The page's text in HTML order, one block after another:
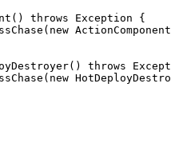
throws Exception {
new
throws
new